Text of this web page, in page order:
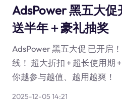
AdsPower 黑五大
送半年＋豪礼抽奖
AdsPower 黑五大促 已开启
线！ 超大折扣 + 超长使用期
你越参与越值、越用越爽！
2025-12-05 14:21